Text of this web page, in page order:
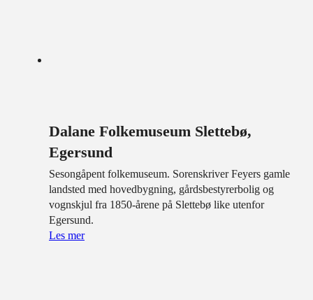
Dalane Folkemuseum Slettebø,
Egersund
Sesongåpent folkemuseum. Sorenskriver Feyers gamle
landsted med hovedbygning, gårdsbestyrerbolig og
vognskjul fra 1850-årene på Slettebø like utenfor
Egersund.
Les mer